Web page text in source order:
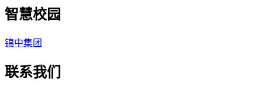
智慧校园
锦中集团
联系我们